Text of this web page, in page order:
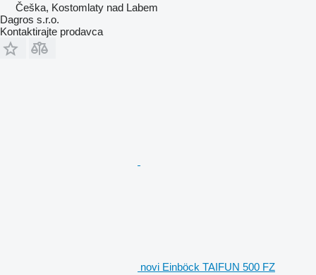
Češka, Kostomlaty nad Labem
Dagros s.r.o.
Kontaktirajte prodavca
novi Einböck TAIFUN 500 FZ